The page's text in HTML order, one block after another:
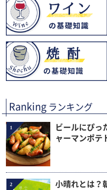
Ranking ランキング
1
ビールにぴっ
ャーマンポテ
2
小晴れとは？